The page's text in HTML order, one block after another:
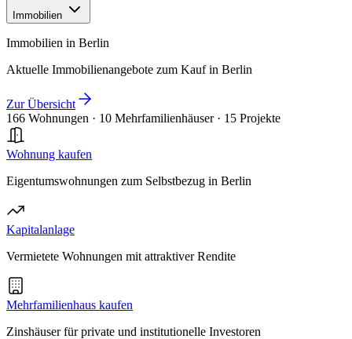
Immobilien
Immobilien in Berlin
Aktuelle Immobilienangebote zum Kauf in Berlin
Zur Übersicht
166 Wohnungen · 10 Mehrfamilienhäuser · 15 Projekte
Wohnung kaufen
Eigentumswohnungen zum Selbstbezug in Berlin
Kapitalanlage
Vermietete Wohnungen mit attraktiver Rendite
Mehrfamilienhaus kaufen
Zinshäuser für private und institutionelle Investoren